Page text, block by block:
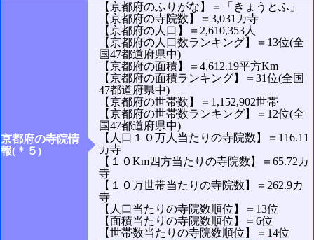
京都府の寺院情
報(＊５)
【京都府のふりがな】＝「きょうとふ」
【京都府の寺院数】＝3,031カ寺
【京都府の人口】＝2,610,353人
【京都府の人口数ランキング】＝13位(全
国47都道府県中)
【京都府の面積】＝4,612.19平方Km
【京都府の面積ランキング】＝31位(全国
47都道府県中)
【京都府の世帯数】＝1,152,902世帯
【京都府の世帯数ランキング】＝12位(全
国47都道府県中)
【人口１０万人当たりの寺院数】＝116.11
カ寺
【１０Km四方当たりの寺院数】＝65.72カ
寺
【１０万世帯当たりの寺院数】＝262.9カ
寺
【人口当たりの寺院数順位】＝13位
【面積当たりの寺院数順位】＝6位
【世帯数当たりの寺院数順位】＝14位